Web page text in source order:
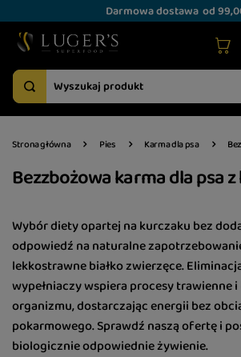
Darmowa dostawa od
Strona główna Pies Karma dla psa
Bezzbożowa karma dla psa
Wybór diety opartej na kurczaku bez
odpowiedź na naturalne
lekkostrawne białko zwierzęce.
wypełniaczy wspiera procesy trawienne
organizmu, dostarczając energii bez
pokarmowego. Sprawdź naszą ofertę i
biologicznie odpowiednie żywienie.